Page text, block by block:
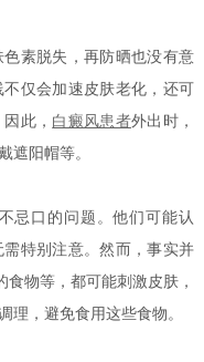
素脱失，再防晒也没有意
仅会加速皮肤老化，还可
因此， 白癜风患者外出时，
遮阳帽等。
口的问题。他们可能认
特别注意。然而，事实并
物等，都可能刺激皮肤，
理，避免食用这些食物。